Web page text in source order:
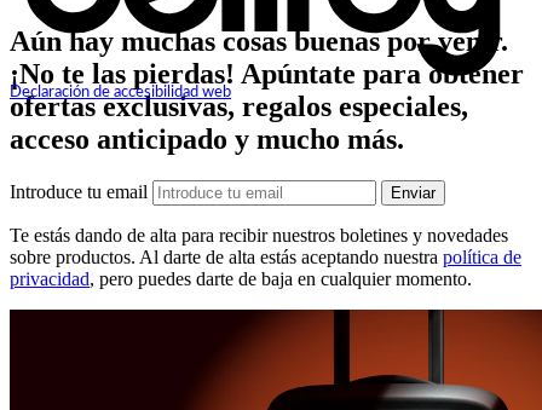
Declaración de accesibilidad web
Aún hay muchas cosas buenas por venir.
¡No te las pierdas! Apúntate para obtener
ofertas exclusivas, regalos especiales,
acceso anticipado y mucho más.
Introduce tu email Enviar
Te estás dando de alta para recibir nuestros boletines y novedades
sobre productos. Al darte de alta estás aceptando nuestra política de
privacidad, pero puedes darte de baja en cualquier momento.